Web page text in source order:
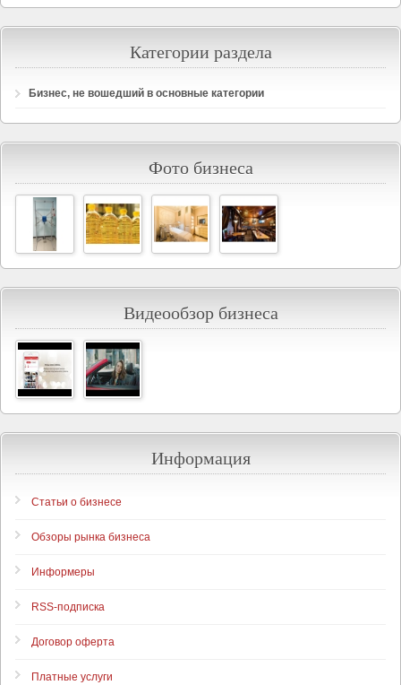
Категории раздела
Бизнес, не вошедший в основные категории
Фото бизнеса
Видеообзор бизнеса
Информация
Статьи о бизнесе
Обзоры рынка бизнеса
Информеры
RSS-подписка
Договор оферта
Платные услуги